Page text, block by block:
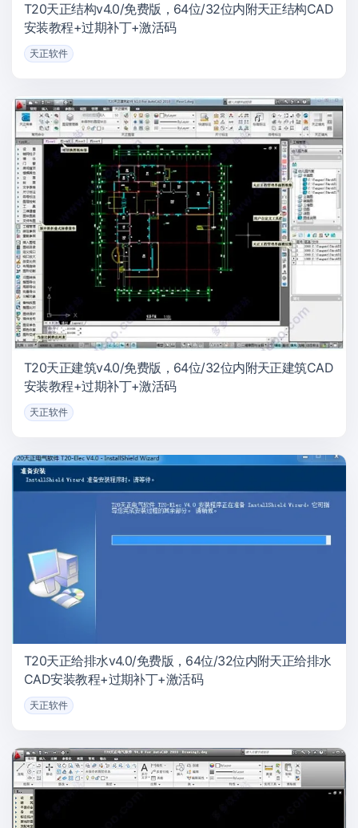
T20天正结构v4.0/免费版，64位/32位内附天正结构CAD
安装教程+过期补丁+激活码
天正软件
T20天正建筑v4.0/免费版，64位/32位内附天正建筑CAD
安装教程+过期补丁+激活码
天正软件
T20天正给排水v4.0/免费版，64位/32位内附天正给排水
CAD安装教程+过期补丁+激活码
天正软件